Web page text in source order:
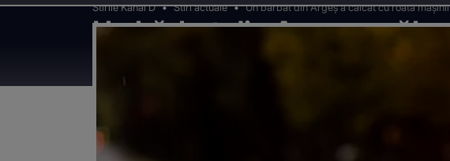
Stirile Kanal D Stiri actuale Un bărbat din Argeș a călcat cu roata
Un bărbat din Argeș a
l-a acroşat cu